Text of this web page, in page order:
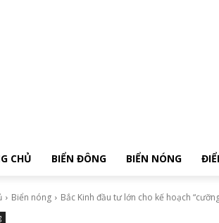
CHỦ BIỂN ĐÔNG BIỂN NÓNG
Biển nóng Bắc Kinh đầu tư lớn cho kế hoạch